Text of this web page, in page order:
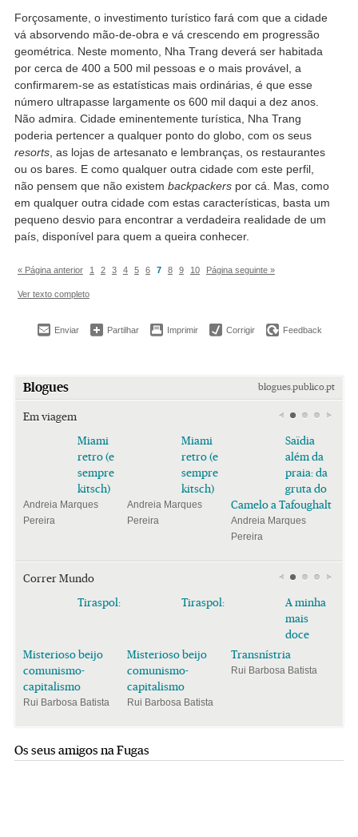
Forçosamente, o investimento turístico fará com que a cidade
vá absorvendo mão-de-obra e vá crescendo em progressão
geométrica. Neste momento, Nha Trang deverá ser habitada
por cerca de 400 a 500 mil pessoas e o mais provável, a
confirmarem-se as estatísticas mais ordinárias, é que esse
número ultrapasse largamente os 600 mil daqui a dez anos.
Não admira. Cidade eminentemente turística, Nha Trang
poderia pertencer a qualquer ponto do globo, com os seus
resorts, as lojas de artesanato e lembranças, os restaurantes
ou os bares. E como qualquer outra cidade com este perfil,
não pensem que não existem backpackerspor cá. Mas, como
em qualquer outra cidade com estas características, basta um
pequeno desvio para encontrar a verdadeira realidade de um
país, disponível para quem a queira conhecer.
« Página anterior 1 2 3 4 5 6 7 8 9 10 Página seguinte »
Ver texto completo
Enviar Partilhar Imprimir Corrigir Feedback
Blogues blogues.publico.pt
Em viagem
Miami
retro (e
sempre
kitsch)
Andreia Marques
Pereira
Miami
retro (e
sempre
kitsch)
Andreia Marques
Pereira
Saïdia
além da
praia: da
gruta do
Camelo a Tafoughalt
Andreia Marques
Pereira
Correr Mundo
Tiraspol:
Misterioso beijo
comunismo-
capitalismo
Rui Barbosa Batista
Tiraspol:
Misterioso beijo
comunismo-
capitalismo
Rui Barbosa Batista
A minha
mais
doce
Transnístria
Rui Barbosa Batista
Os seus amigos na Fugas